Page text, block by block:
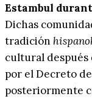
Estambul
Dichas
tradición
cultural después
por el Decreto
posteriormente